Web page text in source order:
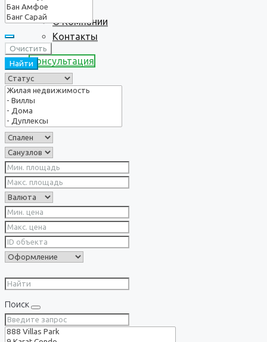
О Компании
Контакты
Консультация
Очистить
Найти
Поиск